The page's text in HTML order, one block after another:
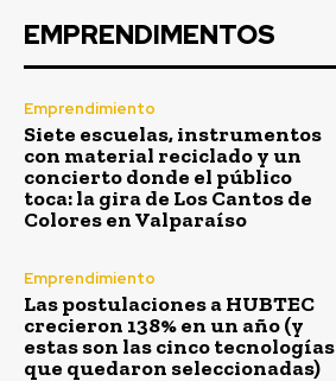
EMPRENDIMENTOS
Emprendimiento
Siete escuelas, instrumentos
con material reciclado y un
concierto donde el público
toca: la gira de Los Cantos de
Colores en Valparaíso
Emprendimiento
Las postulaciones a HUBTEC
crecieron 138% en un año (y
estas son las cinco tecnologías
que quedaron seleccionadas)